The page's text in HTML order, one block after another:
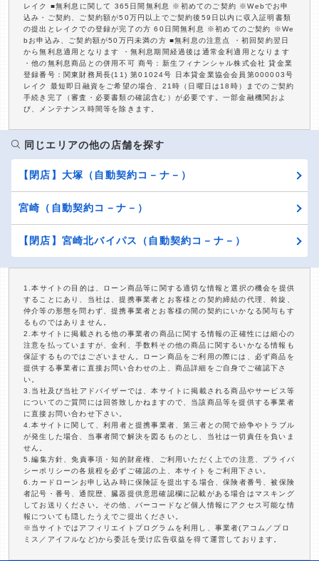
レイク ■無利息に関して 365日間無利息 ※初めてのご契約 ※Webでお申
込み・ご契約、ご契約額が50万円以上でご契約後59日以内に収入証明書類
の提出とレイクでの登録が完了の方 60日間無利息 ※初めてのご契約 ※We
bお申込み、ご契約額が50万円未満の方 ■無利息の注意点 ・初回契約翌日
から無利息適用となります ・無利息期間経過後は通常金利適用となります
・他の無利息商品との併用不可 商号：新生フィナンシャル株式会社 貸金業
登録番号：関東財務局長(11) 第01024号 日本貸金業協会会員第000003号
レイク 最短即日融資をご希望の場合、21時（日曜日は18時）までのご契約
手続き完了（審査・必要書類の確認含む）が必要です。一部金融機関およ
び、メンテナンス時間等を除きます。
同じエリアの他の店舗を探す
【閉店】大塚（自動契約コ－ナ－）
宮崎（自動契約コ－ナ－）
【閉店】宮崎北バイパス（自動契約コ－ナ－）
1.本サイトの目的は、ローン商品等に関する適切な情報と選択の機会を提供
することにあり、当社は、提携事業者とお客様との契約締結の代理、斡旋、
仲介等の形態を問わず、提携事業者とお客様の間の契約にいかなる関与もす
るものではありません。
2.本サイトに掲載される他の事業者の商品に関する情報の正確性には細心の
注意を払っていますが、金利、手数料その他の商品に関するいかなる情報も
保証するものではございません。ローン商品をご利用の際には、必ず商品を
提供する事業者に直接お問い合わせの上、商品詳細をご自身でご確認下さ
い。
3.当社及び当社アドバイザーでは、本サイトに掲載される商品やサービス等
についてのご質問には回答致しかねますので、当該商品等を提供する事業者
に直接お問い合わせ下さい。
4.本サイトに関して、利用者と提携事業者、第三者との間で紛争やトラブル
が発生した場合、当事者間で解決を図るものとし、当社は一切責任を負いま
せん。
5.編集方針、免責事項・知的財産権、ご利用いただく上での注意、プライバ
シーポリシーの各規程を必ずご確認の上、本サイトをご利用下さい。
6.カードローンお申し込み時に保険証を提出する場合、保険者番号、被保険
者記号・番号、通院歴、臓器提供意思確認欄に記載がある場合はマスキング
してお送りください。その他、バーコードなど個人情報にアクセス可能な情
報についても隠したうえでご提出ください。
※当サイトではアフィリエイトプログラムを利用し、事業者(アコム／プロ
ミス／アイフルなど)から委託を受け広告収益を得て運営しております。